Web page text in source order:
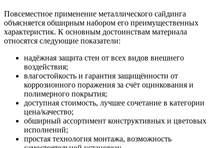
Повсеместное применение металлического сайдинга
объясняется обширным набором его преимущественных
характеристик. К основным достоинствам материала
относятся следующие показатели:
надёжная защита стен от всех видов внешнего
воздействия;
влагостойкость и гарантия защищённости от
коррозионного поражения за счёт оцинкования и
полимерного покрытия;
доступная стоимость, лучшее сочетание в категории
цена/качество;
обширный ассортимент конструктивных и цветовых
исполнений;
простая технология монтажа, возможность